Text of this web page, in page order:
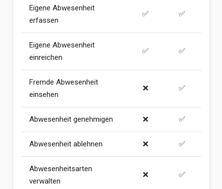
Eigene Abwesenheit
erfassen
✅ ✅
Eigene Abwesenheit
einreichen
✅ ✅
Fremde Abwesenheit
einsehen
❌ ✅
Abwesenheit genehmigen ❌ ✅
Abwesenheit ablehnen ❌ ✅
Abwesenheitsarten
verwalten
❌ ✅